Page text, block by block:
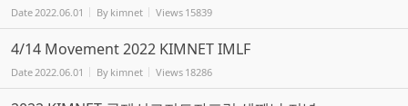
Date 2022.06.01 By kimnet Views 15839
4/14 Movement 2022 KIMNET IMLF
Date 2022.06.01 By kimnet Views 18286